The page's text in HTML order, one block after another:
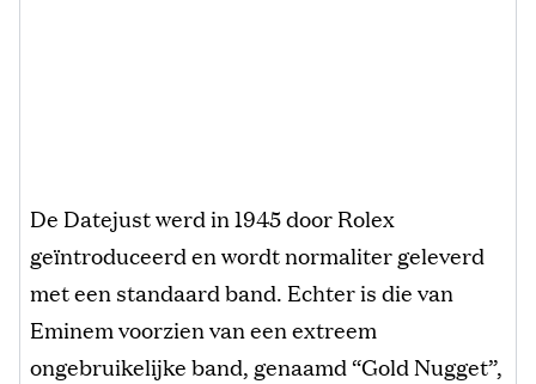
De Datejust werd in 1945 door Rolex
geïntroduceerd en wordt normaliter geleverd
met een standaard band. Echter is die van
Eminem voorzien van een extreem
ongebruikelijke band, genaamd “Gold Nugget”,